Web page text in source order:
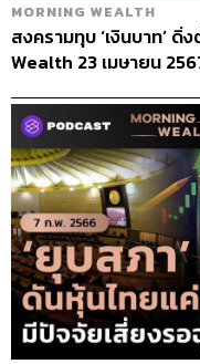
MORNING WEALTH
สงครามทุบ ‘เงินบาท’
Wealth 23 เมษายน